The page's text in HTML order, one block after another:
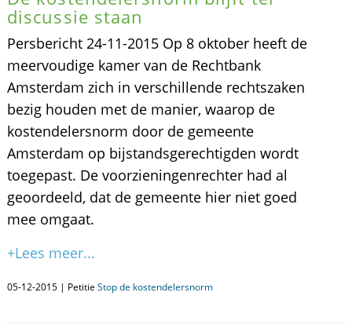
discussie staan
Persbericht 24-11-2015 Op 8 oktober heeft de
meervoudige kamer van de Rechtbank
Amsterdam zich in verschillende rechtszaken
bezig houden met de manier, waarop de
kostendelersnorm door de gemeente
Amsterdam op bijstandsgerechtigden wordt
toegepast. De voorzieningenrechter had al
geoordeeld, dat de gemeente hier niet goed
mee omgaat.
+Lees meer...
05-12-2015 | Petitie Stop de kostendelersnorm